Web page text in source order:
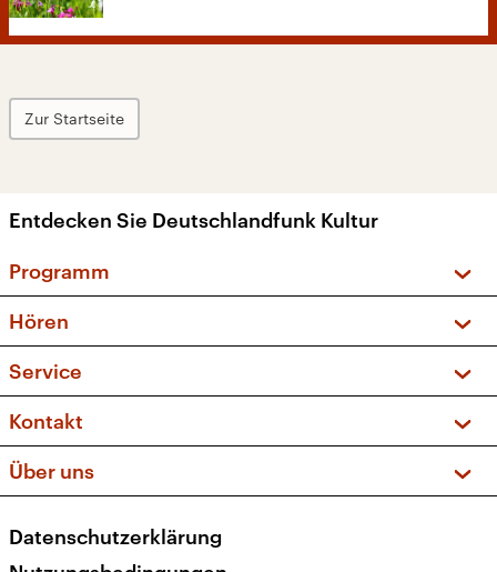
Zur Startseite
Entdecken Sie Deutschlandfunk Kultur
Programm
Sendungen und Podcasts
Musikliste
Kakadu – Das Kinderprogramm
Hören
Frequenzen (UKW + DAB+)
Service
FAQ
Apps
Newsletter
Veranstaltungen
Kontakt
Social Media
Über uns
Presse
Datenschutzerklärung